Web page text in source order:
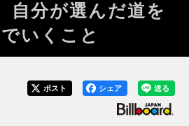
自分が選んだ道を
いくこと
送る
シェア
ポスト